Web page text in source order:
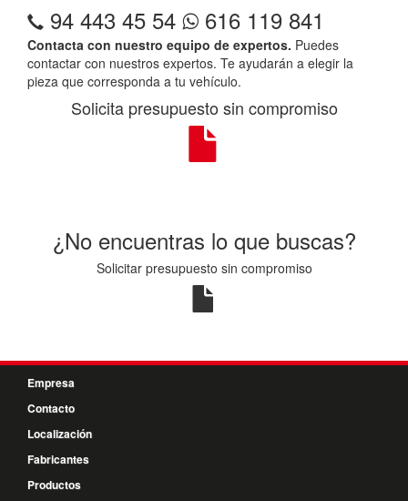
94 443 45 54 616 119 841
Contacta con nuestro equipo de expertos. Puedes
contactar con nuestros expertos. Te ayudarán a elegir la
pieza que corresponda a tu vehículo.
Solicita presupuesto sin compromiso
¿No encuentras lo que buscas?
Solicitar presupuesto sin compromiso
Empresa
Contacto
Localización
Fabricantes
Productos